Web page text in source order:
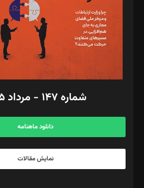
ویرایش: نگار استاد‌‌آقا
طراح یونیفرم: مجید توکلی
فیلمبرداری و عکاسی: امیر شفیعی، مانی لطفی زاده
گرافیک و صفحه‌آرایی: سید‌سبحان‌علی ثابت
مد‌یر توسعه تجاری: کامبیز برید‌
امور مالی: شاپور رهبری، محمد‌ کاظمی‌نیا
آگهی و مشترکین: ۰۹۱۹۹۹۹۰۴۵۴
شماره ۱۴۷ - مرداد ۱۴۰۵
دانلود ماهنامه
نمایش مقالات